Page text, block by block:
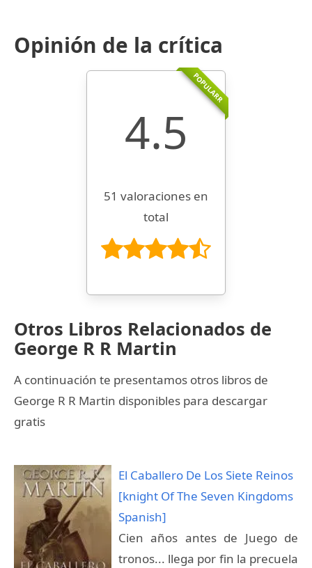
Opinión de la crítica
POPULARR
4.5
51 valoraciones en
total
Otros Libros Relacionados de
George R R Martin
A continuación te presentamos otros libros de
George R R Martin disponibles para descargar
gratis
El Caballero De Los Siete Reinos
[knight Of The Seven Kingdoms
Spanish]
Cien años antes de Juego de
tronos... llega por fin la precuela